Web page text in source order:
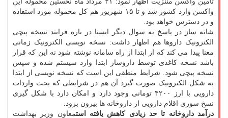
واکسن وارد کشور شد و تا ۱۵ شهریور هم کل محموله مورد استفاده
و در دسترس خواهد بود.
شانه ساز در پاسخ به سوال دیگر ایسنا در باره فرایند نسخه پیچی
الکترونیک داروها هم اظهار داشت: نسخه نویسی الکترونیک زمانی
معنا پیدا می کند که از ابتدا از راه سامانه نوشته شود نه این که قرار
باشد نسخه کاغذی توسط داروساز ابتدا وارد سیستم شده و سپس
نسخه پیچی شود. شرایط منطقی این است که نسخه نویسی از ابتدا
به شکل الکترونیک صورت گیرد آن هم در شرایطی که بحث واردات
دارویی با ارز ۴۲۰۰ تومانی وجود دارد و امکان دارد با شکل گیری
نسخ سوری اقلام دارویی از داروخانه ها بیرون برود.
درآمد داروخانه تا حد زیادی کاهش یافته استمعاون وزیر بهداشت